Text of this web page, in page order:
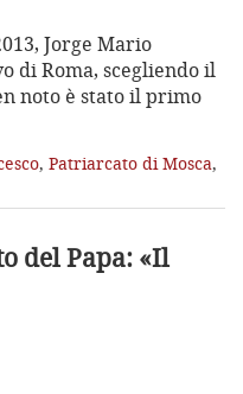
Jorge Mario
di Roma, scegliendo il
noto è stato il primo
, Patriarcato di Mosca,
del Papa: «Il